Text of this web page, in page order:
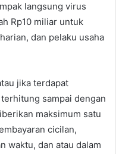
langsung virus
Rp10 miliar untuk
dan pelaku usaha
jika terdapat
sampai dengan
maksimum satu
cicilan,
waktu, dan atau dalam